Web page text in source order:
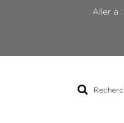
Aller à :
Rechercher